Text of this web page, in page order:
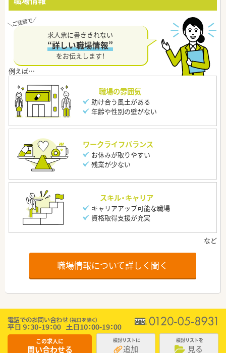
求人票に書ききれない
“詳しい職場情報”
をお伝えします！
職場の雰囲気
助け合う風土がある
年齢や性別の壁がない
ワークライフバランス
お休みが取りやすい
残業が少ない
スキル・キャリア
キャリアアップ可能な職場
資格取得支援が充実
職場情報について詳しく聞く
この求人に
問い合わせる
検討リストに
追加
検討リストを
見る